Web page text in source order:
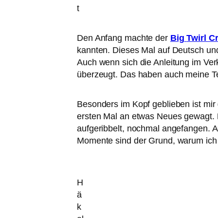
t
Den Anfang machte der Big Twirl
kannten. Dieses Mal auf Deutsch
Auch wenn sich die Anleitung im
überzeugt. Das haben auch meine
Besonders im Kopf geblieben ist
ersten Mal an etwas Neues
aufgeribbelt, nochmal angefangen.
Momente sind der Grund, warum
H
ä
k